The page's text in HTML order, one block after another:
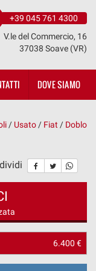
+39 045 761 4300
V.le del Commercio, 16
37038 Soave (VR)
DOVE SIAMO
/ Usato / Fiat / Doblo
6.400 €